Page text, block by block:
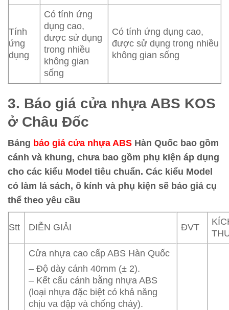
Tính
ứng
dụng
Có tính ứng
dụng cao,
được sử dụng
trong nhiều
không gian
sống
Có tính ứng dụng cao,
được sử dụng trong nhiều
không gian sống
3. Báo giá cửa nhựa ABS KOS
ở Châu Đốc
Bảng báo giá cửa nhựa ABS Hàn Quốc bao gồm
cánh và khung, chưa bao gồm phụ kiện áp dụng
cho các kiểu Model tiêu chuẩn. Các kiểu Model
có làm lá sách, ô kính và phụ kiện sẽ báo giá cụ
thể theo yêu cầu
Stt DIỄN GIẢI ĐVT
Cửa nhựa cao cấp ABS Hàn Quốc
– Độ dày cánh 40mm (± 2).
– Kết cấu cánh bằng nhựa ABS
(loại nhựa đặc biệt có khả năng
chịu va đập và chống cháy).